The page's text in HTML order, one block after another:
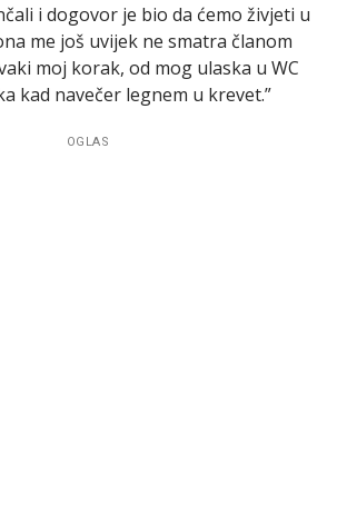
i dogovor je bio da ćemo živjeti u
me još uvijek ne smatra članom
moj korak, od mog ulaska u WC
kad navečer legnem u krevet.”
OGLAS